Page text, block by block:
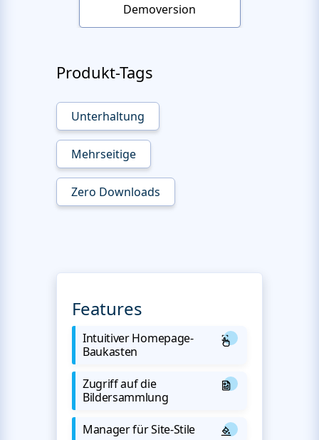
Demoversion
Produkt-Tags
Unterhaltung
Mehrseitige
Zero Downloads
Features
Intuitiver Homepage-
Baukasten
Zugriff auf die
Bildersammlung
Manager für Site-Stile